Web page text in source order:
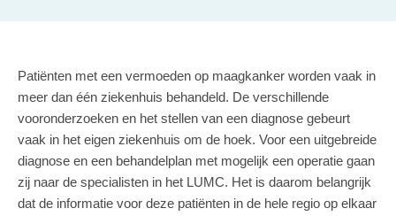
Patiënten met een vermoeden op maagkanker worden vaak in
meer dan één ziekenhuis behandeld. De verschillende
vooronderzoeken en het stellen van een diagnose gebeurt
vaak in het eigen ziekenhuis om de hoek. Voor een uitgebreide
diagnose en een behandelplan met mogelijk een operatie gaan
zij naar de specialisten in het LUMC. Het is daarom belangrijk
dat de informatie voor deze patiënten in de hele regio op elkaar